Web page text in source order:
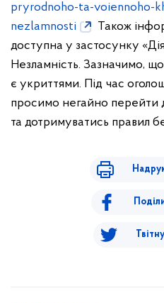
pryrodnoho-ta-voiennoho-
nezlamnosti
Також
доступна у застосунку
Незламність. Зазначимо,
є укриттями. Під час
просимо негайно перейти
та дотримуватись правил